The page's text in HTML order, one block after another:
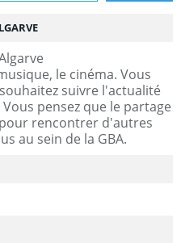
le cinéma. Vous
suivre l'actualité
pensez que le partage
rencontrer d'autres
au sein de la GBA.